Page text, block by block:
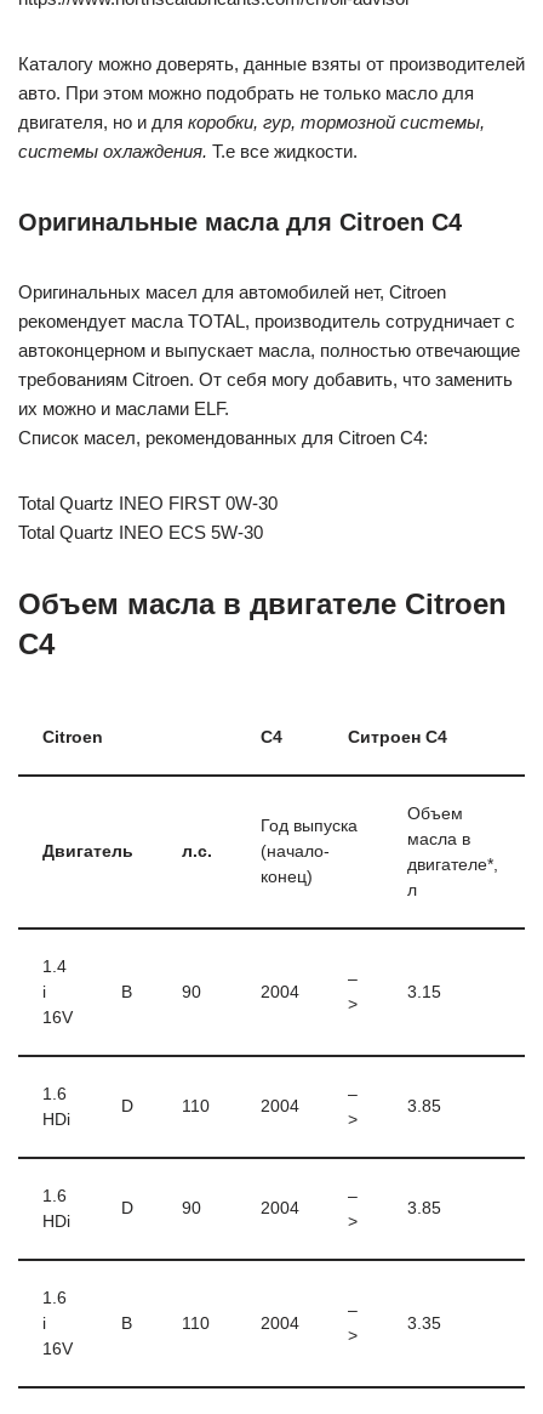
Каталогу можно доверять, данные взяты от производителей
авто. При этом можно подобрать не только масло для
двигателя, но и для коробки, гур, тормозной системы,
системы охлаждения. Т.е все жидкости.
Оригинальные масла для Citroen C4
Оригинальных масел для автомобилей нет, Citroen
рекомендует масла TOTAL, производитель сотрудничает с
автоконцерном и выпускает масла, полностью отвечающие
требованиям Citroen. От себя могу добавить, что заменить
их можно и маслами ELF.
Список масел, рекомендованных для Citroen C4:
Total Quartz INEO FIRST 0W-30
Total Quartz INEO ECS 5W-30
Объем масла в двигателе Citroen
C4
Citroen C4 Ситроен С4
Двигатель л.с.
Год выпуска
(начало-
конец)
Объем
масла в
двигателе*,
л
1.4
i
16V
B 90 2004
–
>
3.15
1.6
HDi
D 110 2004
–
>
3.85
1.6
HDi
D 90 2004
–
>
3.85
1.6
i
16V
B 110 2004
–
>
3.35